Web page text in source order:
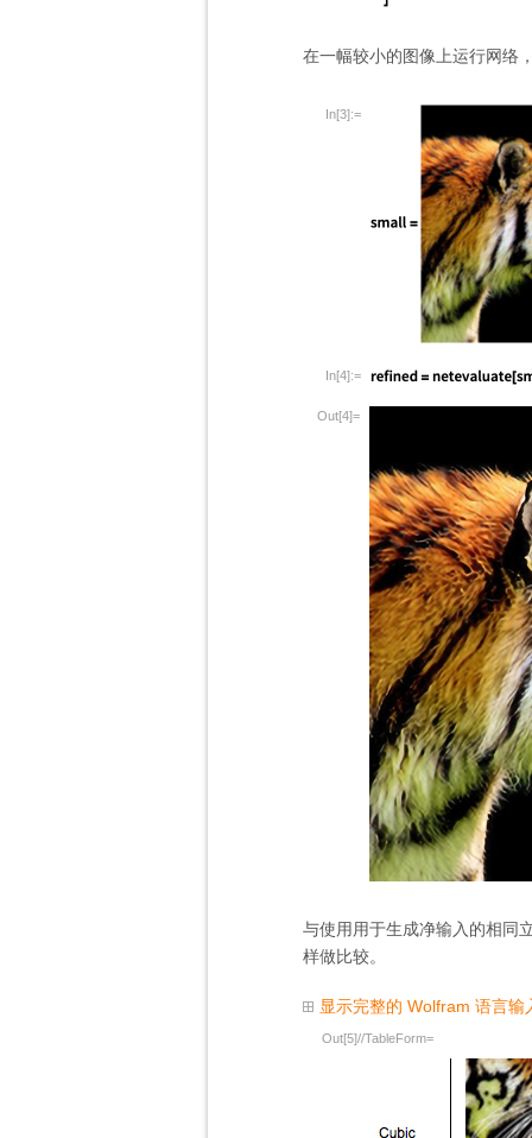
在一幅较小的图像上运行网络
In[3]:=
In[4]:=
Out[4]=
与使用用于生成净输入的相同
样做比较。
显示完整的 Wolfram 语言输
Out[5]//TableForm=